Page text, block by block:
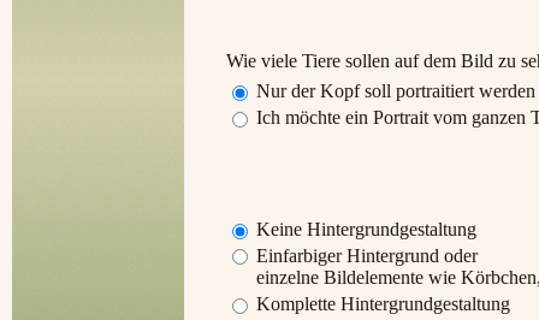
Wie viele Tiere sollen auf dem Bild zu
Nur der Kopf soll portraitiert werden
Ich möchte ein Portrait vom ganzen
Keine Hintergrundgestaltung
Einfarbiger Hintergrund oder
einzelne Bildelemente wie
Komplette Hintergrundgestaltung